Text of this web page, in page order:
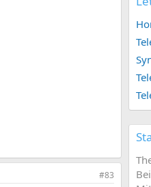
#83